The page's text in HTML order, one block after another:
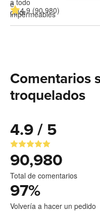
4.9 (90,980)
Comentarios
troquelados
4.9 / 5
90,980
Total de comentarios
97%
Volvería a hacer un pedido